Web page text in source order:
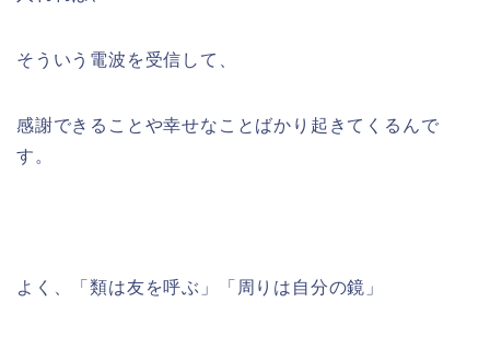
そういう電波を受信して、
感謝できることや幸せなことばかり起きてくるんで
す。
よく、「類は友を呼ぶ」「周りは自分の鏡」